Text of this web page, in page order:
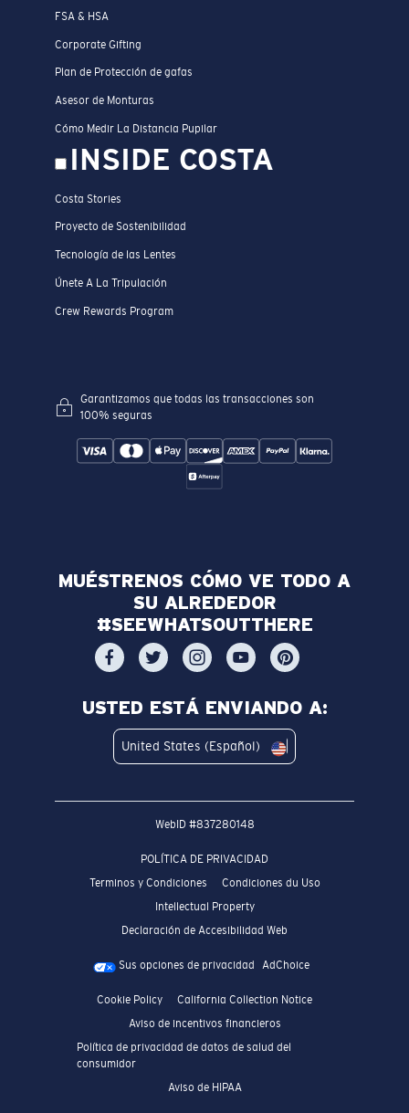
FSA & HSA
Corporate Gifting
Plan de Protección de gafas
Asesor de Monturas
Cómo Medir La Distancia Pupilar
INSIDE COSTA
Costa Stories
Proyecto de Sostenibilidad
Tecnología de las Lentes
Únete A La Tripulación
Crew Rewards Program
Garantizamos que todas las transacciones son
100% seguras
MUÉSTRENOS CÓMO VE TODO A
SU ALREDEDOR
#SEEWHATSOUTTHERE
USTED ESTÁ ENVIANDO A:
United States (Español)
WebID #837280148
POLÍTICA DE PRIVACIDAD
Terminos y Condiciones
Condiciones du Uso
Intellectual Property
Declaración de Accesibilidad Web
Sus opciones de privacidad AdChoice
Cookie Policy
California Collection Notice
Aviso de incentivos financieros
Política de privacidad de datos de salud del
consumidor
Aviso de HIPAA